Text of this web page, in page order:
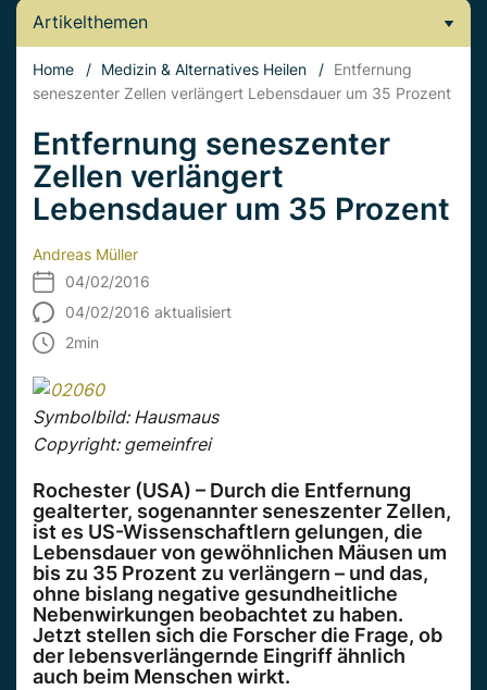
Artikelthemen
Home / Medizin & Alternatives Heilen / Entfernung
seneszenter Zellen verlängert Lebensdauer um 35 Prozent
Entfernung seneszenter
Zellen verlängert
Lebensdauer um 35 Prozent
Andreas Müller
04/02/2016
04/02/2016 aktualisiert
2min
Symbolbild: Hausmaus
Copyright: gemeinfrei
Rochester (USA) – Durch die Entfernung
gealterter, sogenannter seneszenter Zellen,
ist es US-Wissenschaftlern gelungen, die
Lebensdauer von gewöhnlichen Mäusen um
bis zu 35 Prozent zu verlängern – und das,
ohne bislang negative gesundheitliche
Nebenwirkungen beobachtet zu haben.
Jetzt stellen sich die Forscher die Frage, ob
der lebensverlängernde Eingriff ähnlich
auch beim Menschen wirkt.